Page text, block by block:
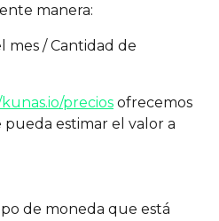
manera:
mes / Cantidad de
precios ofrecemos
estimar el valor a
de moneda que está